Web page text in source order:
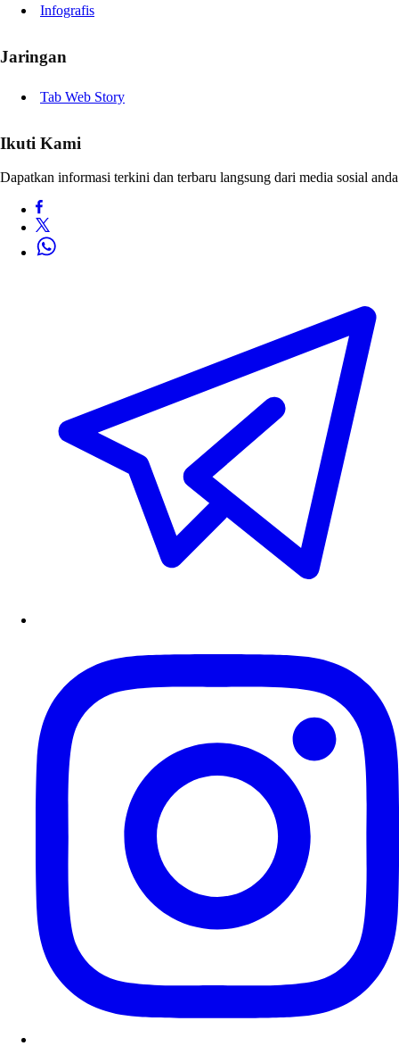
Infografis
Jaringan
Tab Web Story
Ikuti Kami
Dapatkan informasi terkini dan terbaru langsung dari media sosial anda